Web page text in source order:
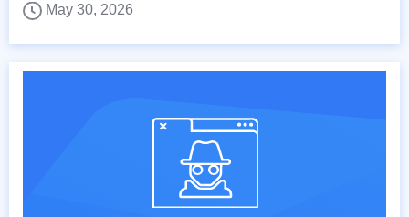
May 30, 2026